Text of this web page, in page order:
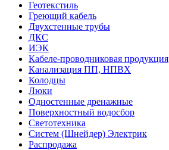
Геотекстиль
Греющий кабель
Двухстенные трубы
ДКС
ИЭК
Кабеле-проводниковая продукция
Канализация ПП, НПВХ
Колодцы
Люки
Одностенные дренажные
Поверхностный водосбор
Светотехника
Систем (Шнейдер) Электрик
Распродажа